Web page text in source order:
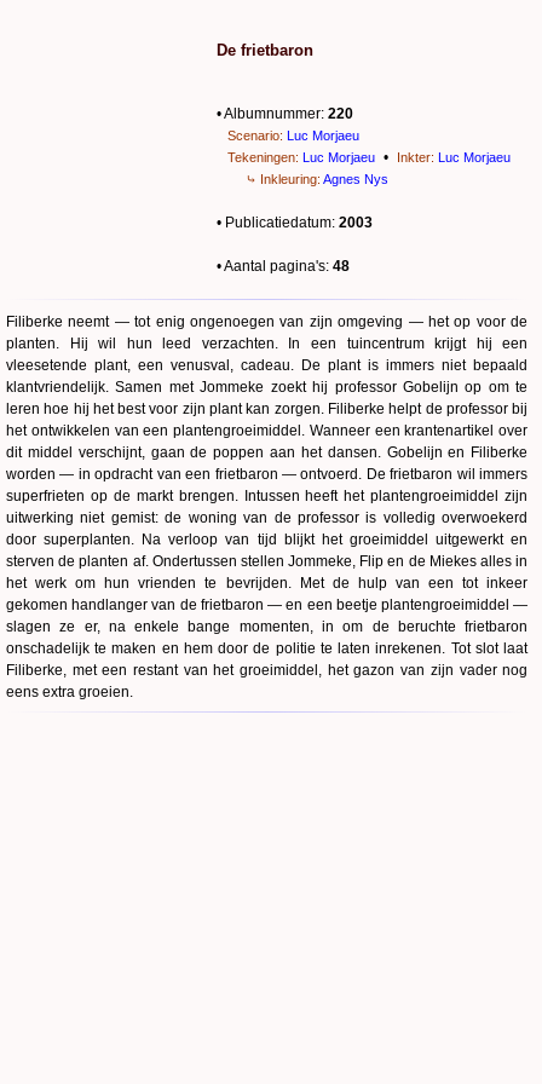
De frietbaron
• Albumnummer: 220
Scenario: Luc Morjaeu
Tekeningen: Luc Morjaeu • Inkter: Luc Morjaeu
⤷ Inkleuring: Agnes Nys
• Publicatiedatum: 2003
• Aantal pagina's: 48
Filiberke neemt — tot enig ongenoegen van zijn omgeving — het op voor de
planten. Hij wil hun leed verzachten. In een tuincentrum krijgt hij een
vleesetende plant, een venusval, cadeau. De plant is immers niet bepaald
klantvriendelijk. Samen met Jommeke zoekt hij professor Gobelijn op om te
leren hoe hij het best voor zijn plant kan zorgen. Filiberke helpt de professor bij
het ontwikkelen van een plantengroeimiddel. Wanneer een krantenartikel over
dit middel verschijnt, gaan de poppen aan het dansen. Gobelijn en Filiberke
worden — in opdracht van een frietbaron — ontvoerd. De frietbaron wil immers
superfrieten op de markt brengen. Intussen heeft het plantengroeimiddel zijn
uitwerking niet gemist: de woning van de professor is volledig overwoekerd
door superplanten. Na verloop van tijd blijkt het groeimiddel uitgewerkt en
sterven de planten af. Ondertussen stellen Jommeke, Flip en de Miekes alles in
het werk om hun vrienden te bevrijden. Met de hulp van een tot inkeer
gekomen handlanger van de frietbaron — en een beetje plantengroeimiddel —
slagen ze er, na enkele bange momenten, in om de beruchte frietbaron
onschadelijk te maken en hem door de politie te laten inrekenen. Tot slot laat
Filiberke, met een restant van het groeimiddel, het gazon van zijn vader nog
eens extra groeien.